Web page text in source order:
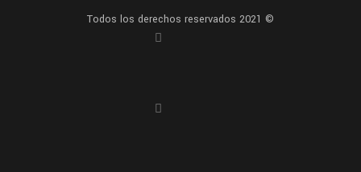
Todos los derechos reservados 2021 ©